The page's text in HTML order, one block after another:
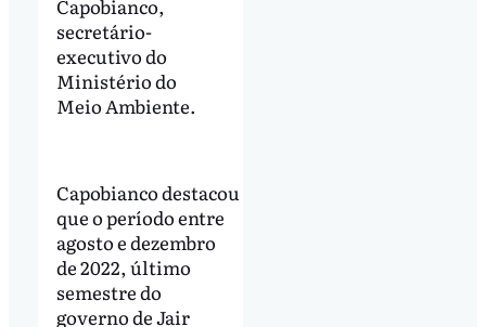
Capobianco,
secretário-
executivo do
Ministério do
Meio Ambiente.
Capobianco destacou
que o período entre
agosto e dezembro
de 2022, último
semestre do
governo de Jair